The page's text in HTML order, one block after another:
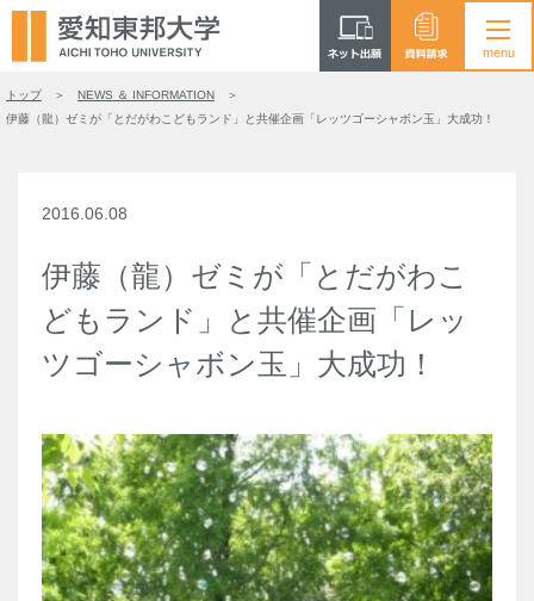
トップ
NEWS ＆ INFORMATION
伊藤（龍）ゼミが「とだがわこどもランド」と共催企画「レッツゴーシャボン玉」大成功！
2016.06.08
伊藤（龍）ゼミが「とだがわこ
どもランド」と共催企画「レッ
ツゴーシャボン玉」大成功！